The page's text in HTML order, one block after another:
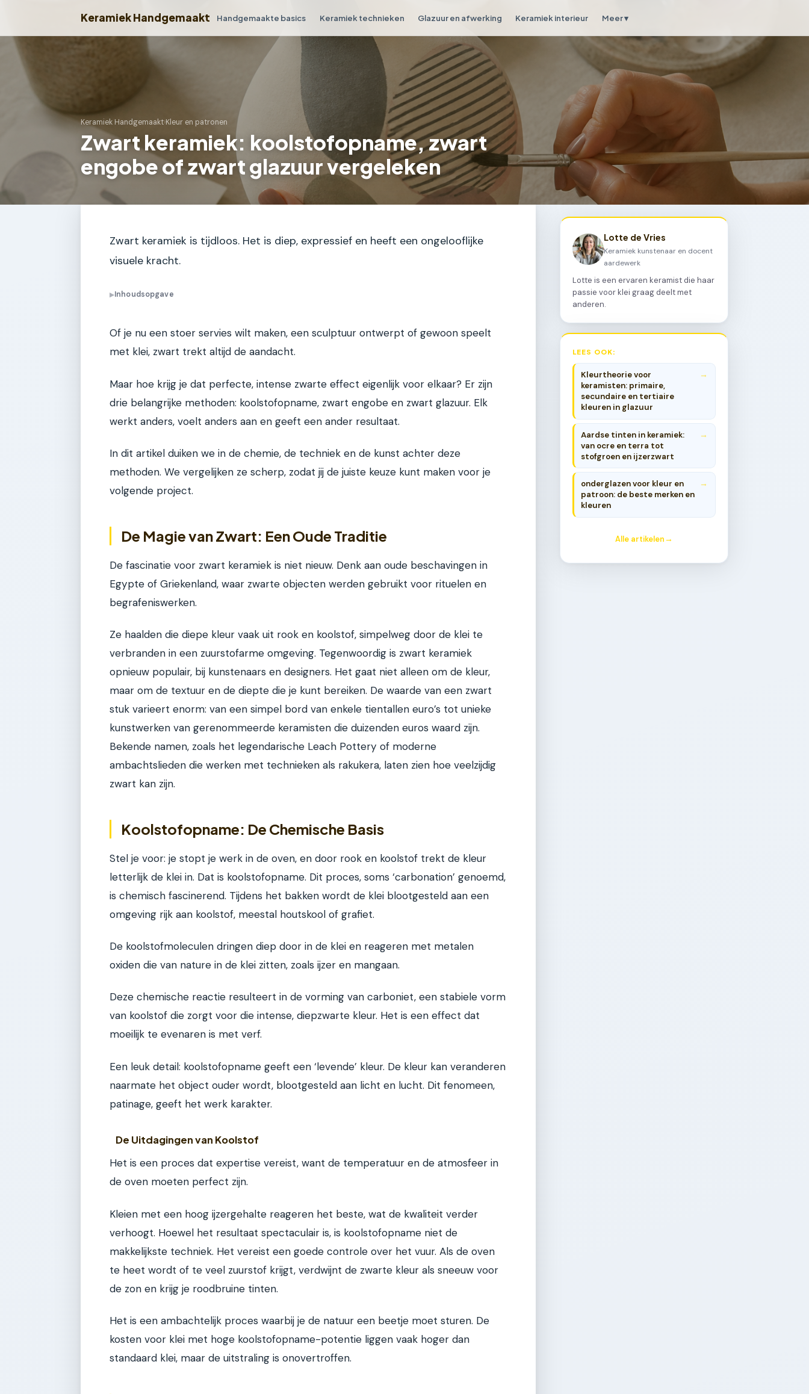
Keramiek Handgemaakt Handgemaakte basics Keramiek technieken Glazuur en afwerking Keramiek interieur Meer ▾
Keramiek Handgemaakt›Kleur en patronen
Zwart keramiek: koolstofopname, zwart
engobe of zwart glazuur vergeleken
Zwart keramiek is tijdloos. Het is diep, expressief en heeft een ongelooflijke
visuele kracht.
▶Inhoudsopgave
Of je nu een stoer servies wilt maken, een sculptuur ontwerpt of gewoon speelt
met klei, zwart trekt altijd de aandacht.
Maar hoe krijg je dat perfecte, intense zwarte effect eigenlijk voor elkaar? Er zijn
drie belangrijke methoden: koolstofopname, zwart engobe en zwart glazuur. Elk
werkt anders, voelt anders aan en geeft een ander resultaat.
In dit artikel duiken we in de chemie, de techniek en de kunst achter deze
methoden. We vergelijken ze scherp, zodat jij de juiste keuze kunt maken voor je
volgende project.
De Magie van Zwart: Een Oude Traditie
De fascinatie voor zwart keramiek is niet nieuw. Denk aan oude beschavingen in
Egypte of Griekenland, waar zwarte objecten werden gebruikt voor rituelen en
begrafeniswerken.
Ze haalden die diepe kleur vaak uit rook en koolstof, simpelweg door de klei te
verbranden in een zuurstofarme omgeving. Tegenwoordig is zwart keramiek
opnieuw populair, bij kunstenaars en designers. Het gaat niet alleen om de kleur,
maar om de textuur en de diepte die je kunt bereiken. De waarde van een zwart
stuk varieert enorm: van een simpel bord van enkele tientallen euro’s tot unieke
kunstwerken van gerenommeerde keramisten die duizenden euros waard zijn.
Bekende namen, zoals het legendarische Leach Pottery of moderne
ambachtslieden die werken met technieken als rakukera, laten zien hoe veelzijdig
zwart kan zijn.
Koolstofopname: De Chemische Basis
Stel je voor: je stopt je werk in de oven, en door rook en koolstof trekt de kleur
letterlijk de klei in. Dat is koolstofopname. Dit proces, soms ‘carbonation’ genoemd,
is chemisch fascinerend. Tijdens het bakken wordt de klei blootgesteld aan een
omgeving rijk aan koolstof, meestal houtskool of grafiet.
De koolstofmoleculen dringen diep door in de klei en reageren met metalen
oxiden die van nature in de klei zitten, zoals ijzer en mangaan.
Deze chemische reactie resulteert in de vorming van carboniet, een stabiele vorm
van koolstof die zorgt voor die intense, diepzwarte kleur. Het is een effect dat
moeilijk te evenaren is met verf.
Een leuk detail: koolstofopname geeft een ‘levende’ kleur. De kleur kan veranderen
naarmate het object ouder wordt, blootgesteld aan licht en lucht. Dit fenomeen,
patinage, geeft het werk karakter.
De Uitdagingen van Koolstof
Het is een proces dat expertise vereist, want de temperatuur en de atmosfeer in
de oven moeten perfect zijn.
Kleien met een hoog ijzergehalte reageren het beste, wat de kwaliteit verder
verhoogt. Hoewel het resultaat spectaculair is, is koolstofopname niet de
makkelijkste techniek. Het vereist een goede controle over het vuur. Als de oven
te heet wordt of te veel zuurstof krijgt, verdwijnt de zwarte kleur als sneeuw voor
de zon en krijg je roodbruine tinten.
Het is een ambachtelijk proces waarbij je de natuur een beetje moet sturen. De
kosten voor klei met hoge koolstofopname-potentie liggen vaak hoger dan
standaard klei, maar de uitstraling is onovertroffen.
Lotte de Vries
Keramiek kunstenaar en docent
aardewerk
Lotte is een ervaren keramist die haar
passie voor klei graag deelt met
anderen.
LEES OOK:
Kleurtheorie voor
keramisten: primaire,
secundaire en tertiaire
kleuren in glazuur
Aardse tinten in keramiek:
van ocre en terra tot
stofgroen en ijzerzwart
onderglazen voor kleur en
patroon: de beste merken en
kleuren
Alle artikelen